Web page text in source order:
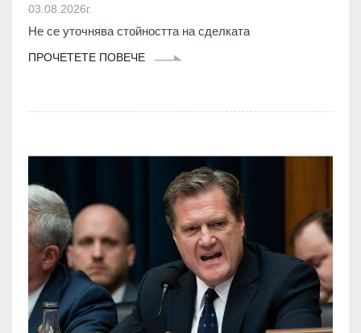
03.08.2026г.
Не се уточнява стойността на сделката
ПРОЧЕТЕТЕ ПОВЕЧЕ